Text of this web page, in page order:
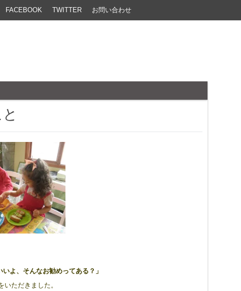
FACEBOOK TWITTER お問い合わせ
よ、そんなお勧めってある？」
いただきました。